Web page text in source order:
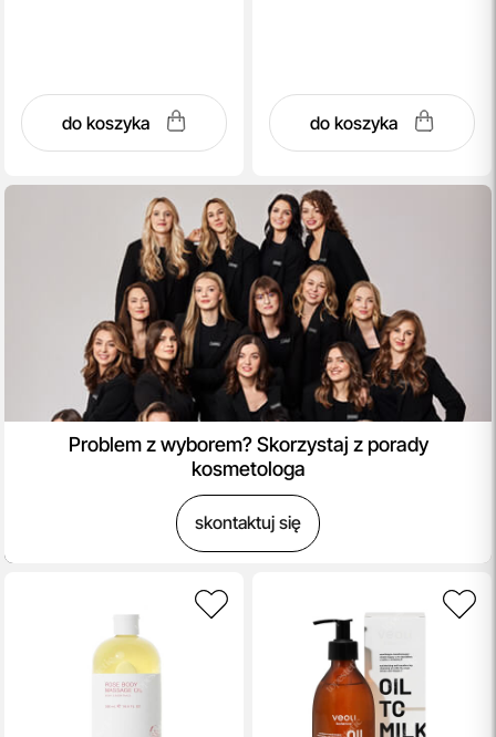
do koszyka do koszyka
Problem z wyborem? Skorzystaj z porady
kosmetologa
skontaktuj się